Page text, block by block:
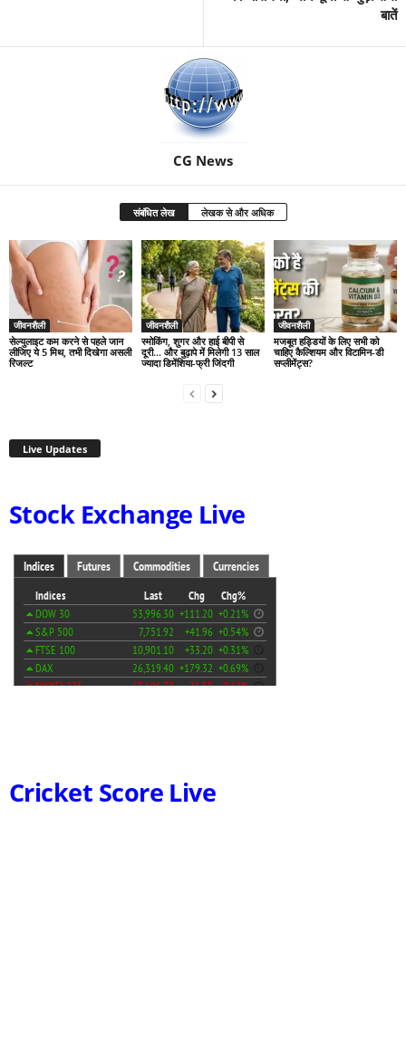
बातें
CG News
संबंधित लेख लेखक से और अधिक
जीवनशैली
सेल्युलाइट कम करने से पहले जान
लीजिए ये 5 मिथ, तभी दिखेगा असली
रिजल्ट
जीवनशैली
स्मोकिंग, शुगर और हाई बीपी से
दूरी… और बुढ़ापे में मिलेगी 13 साल
ज्यादा डिमेंशिया-फ्री जिंदगी
जीवनशैली
मजबूत हड्डियों के लिए सभी को
चाहिए कैल्शियम और विटामिन-डी
सप्लीमेंट्स?
Live Updates
Stock Exchange Live
Cricket Score Live